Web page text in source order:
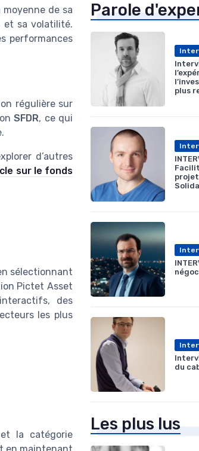
de sa
et sa volatilité.
performances
régulière sur
SFDR, ce qui
d’autres
sur le fonds
sélectionnant
Pictet Asset
des
les plus
la catégorie
Parole
plus
du
Les plus lus